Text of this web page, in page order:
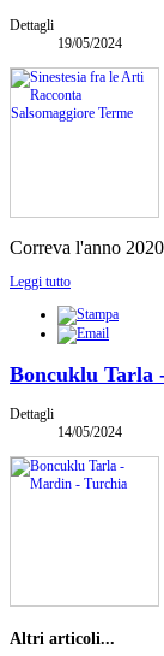
Dettagli
19/05/2024
Correva l'anno
Leggi tutto
Boncuklu Tarla
Dettagli
14/05/2024
Altri articoli...